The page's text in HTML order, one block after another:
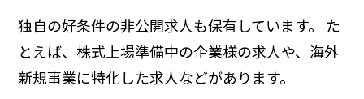
独⾃の好条件の⾮公開求⼈も保有しています。 た
とえば、株式上場準備中の企業様の求人や、海外
新規事業に特化した求⼈などがあります。